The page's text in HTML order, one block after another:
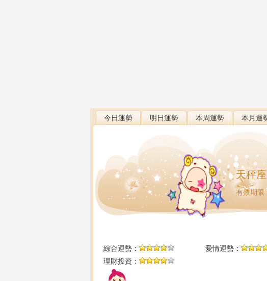
今日運勢 明日運勢 本周運勢 本月運
天秤座
有效期限
綜合運勢： 愛情運勢：
理財投資：